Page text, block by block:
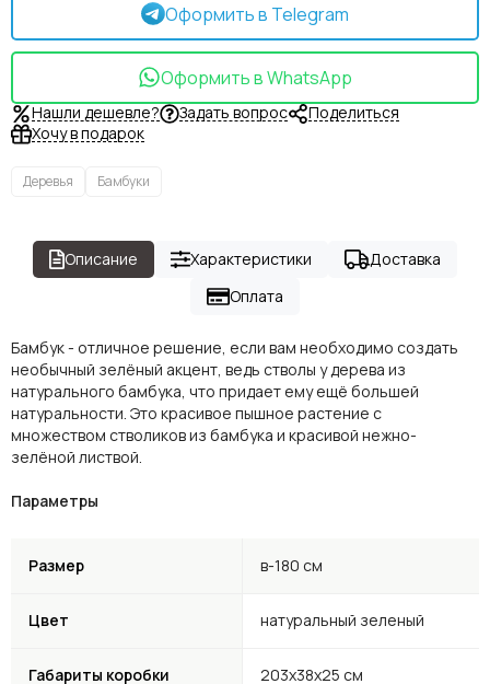
Оформить в Telegram
Оформить в WhatsApp
Нашли дешевле? Задать вопрос
Поделиться
Хочу в подарок
Деревья Бамбуки
Описание Характеристики
Доставка
Оплата
Бамбук - отличное решение, если вам необходимо создать
необычный зелёный акцент, ведь стволы у дерева из
натурального бамбука, что придает ему ещё большей
натуральности. Это красивое пышное растение с
множеством стволиков из бамбука и красивой нежно-
зелёной листвой.
Параметры
Размер в-180 см
Цвет натуральный зеленый
Габариты коробки 203х38х25 см